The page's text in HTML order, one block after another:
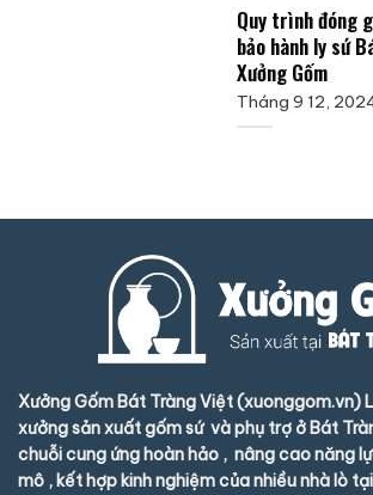
Quy trình đóng
bảo hành ly sứ
Xưởng Gốm
Tháng 9 12,
Xưởng Gốm Bát Tràng Việt (xuonggom.vn)
xưởng sản xuất gốm sứ và phụ trợ ở Bát
chuỗi cung ứng hoàn hảo , nâng cao năng
mô , kết hợp kinh nghiệm của nhiều nhà lò